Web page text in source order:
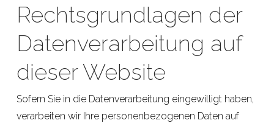
Rechtsgrundlagen der
Datenverarbeitung auf
dieser Website
Sofern Sie in die Datenverarbeitung eingewilligt haben,
verarbeiten wir Ihre personenbezogenen Daten auf